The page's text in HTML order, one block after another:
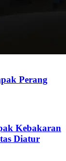
Perang
Kebakaran
Diatur